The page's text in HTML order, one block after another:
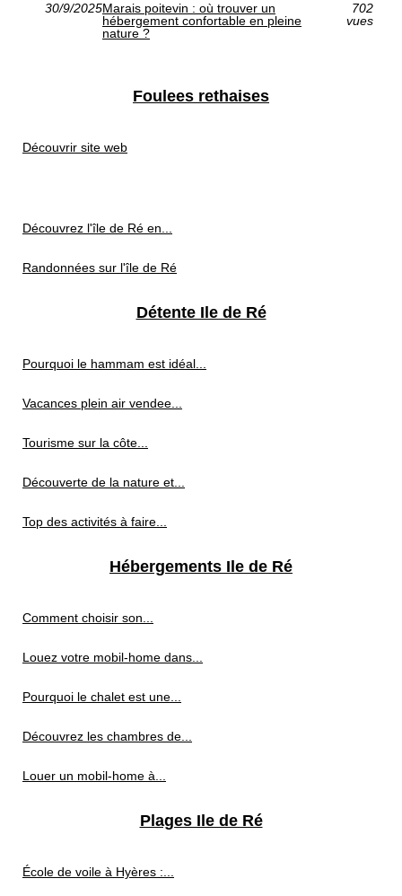
30/9/2025Marais poitevin : où trouver un
hébergement confortable en pleine
nature ?
702
vues
Foulees rethaises
Découvrir site web
Découvrez l'île de Ré en...
Randonnées sur l'île de Ré
Détente Ile de Ré
Pourquoi le hammam est idéal...
Vacances plein air vendee...
Tourisme sur la côte...
Découverte de la nature et...
Top des activités à faire...
Hébergements Ile de Ré
Comment choisir son...
Louez votre mobil-home dans...
Pourquoi le chalet est une...
Découvrez les chambres de...
Louer un mobil-home à...
Plages Ile de Ré
École de voile à Hyères :...